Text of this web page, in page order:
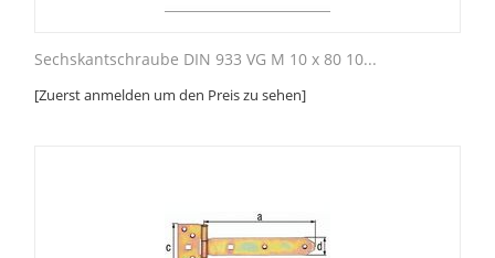
Sechskantschraube DIN 933 VG M 10 x 80 10...
[Zuerst anmelden um den Preis zu sehen]